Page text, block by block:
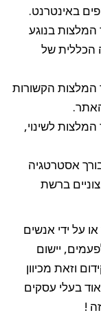
באינטרנט.
בנוגע
הכללית של
המלצות הקשורות
לשינוי,
אסטרטגיה
ברשת
על ידי אנשים
יישום
וזאת מכיוון
בעלי עסקים
!